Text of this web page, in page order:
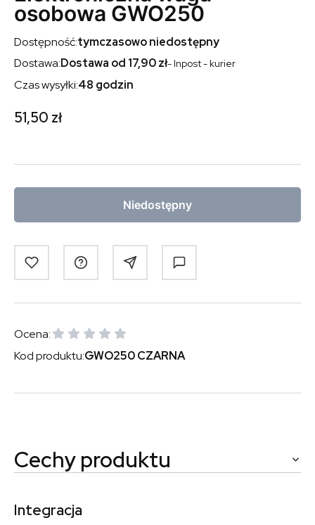
osobowa GWO250
Dostępność:tymczasowo niedostępny
Dostawa:Dostawa od 17,90 zł- Inpost - kurier
Czas wysyłki:48 godzin
Cena
51,50 zł
Niedostępny
Ocena:
Kod produktu:GWO250 CZARNA
Cechy produktu
Integracja